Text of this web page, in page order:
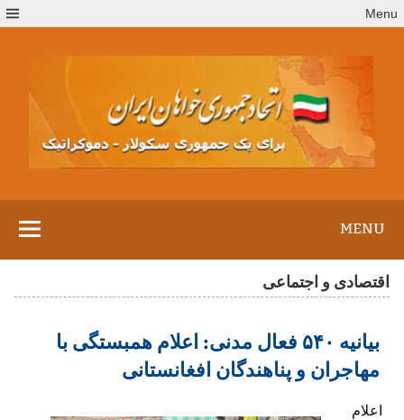
to
Menu
MENU
اقتصادی و اجتماعی
بیانیه ۵۴۰ فعال مدنی: اعلام همبستگی با
مهاجران و پناهندگان افغانستانی
اعلام